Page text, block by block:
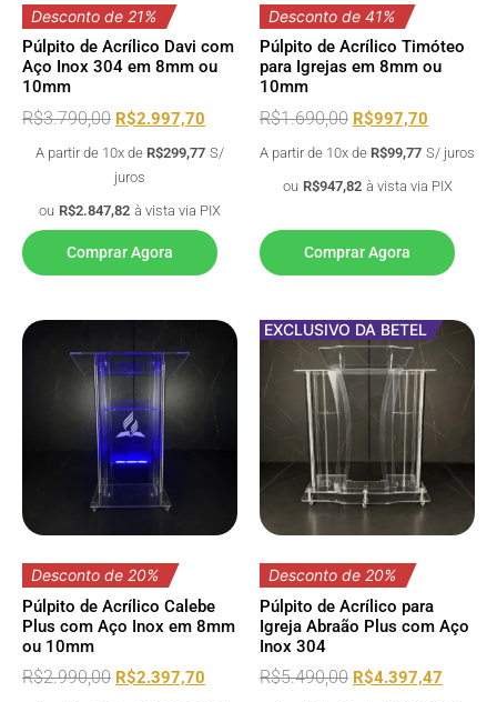
Desconto de 21%
Púlpito de Acrílico Davi com
Aço Inox 304 em 8mm ou
10mm
R$3.790,00 R$2.997,70
A partir de 10x de R$299,77 S/
juros
ou R$2.847,82 à vista via PIX
Comprar Agora
Desconto de 41%
Púlpito de Acrílico Timóteo
para Igrejas em 8mm ou
10mm
R$1.690,00 R$997,70
A partir de 10x de R$99,77 S/ juros
ou R$947,82 à vista via PIX
Comprar Agora
Desconto de 20%
Púlpito de Acrílico Calebe
Plus com Aço Inox em 8mm
ou 10mm
R$2.990,00 R$2.397,70
EXCLUSIVO DA BETEL
Desconto de 20%
Púlpito de Acrílico para
Igreja Abraão Plus com Aço
Inox 304
R$5.490,00 R$4.397,47